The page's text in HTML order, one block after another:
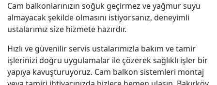
Cam balkonlarınızın soğuk geçirmez ve yağmur suyu
almayacak şekilde olmasını istiyorsanız, deneyimli
ustalarımız size hizmete hazırdır.
Hızlı ve güvenilir servis ustalarımızla bakım ve tamir
işlerinizi doğru uygulamalar ile çözerek sağlıklı işler bir
yapıya kavuşturuyoruz. Cam balkon sistemleri montaj